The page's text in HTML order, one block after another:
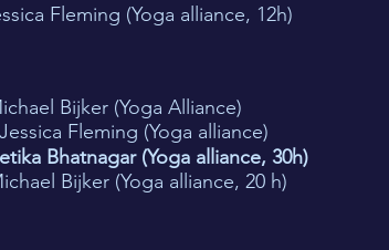
Fleming (Yoga alliance, 12h)
Bijker (Yoga Alliance)
Fleming (Yoga alliance)
Bhatnagar (Yoga alliance, 30h)
Bijker (Yoga alliance, 20 h)